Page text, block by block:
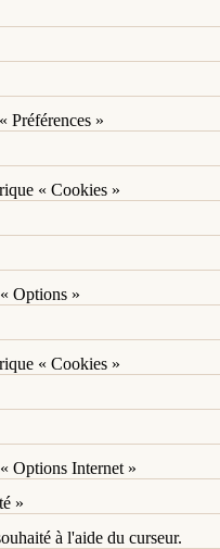
Préférences »
« Cookies »
Options »
« Cookies »
Options Internet »
»
à l'aide du curseur.